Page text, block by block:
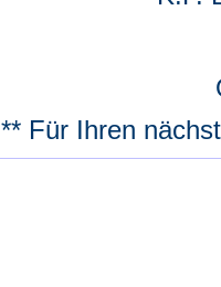
** Für Ihren